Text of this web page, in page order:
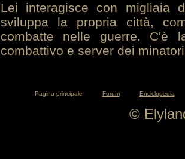
Lei interagisce con migliaia
sviluppa la propria città,
combatte nelle guerre. C'è
combattivo e server dei
Pagina principale Forum Enciclopedia
©